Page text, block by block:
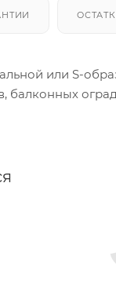
или S-
балконных